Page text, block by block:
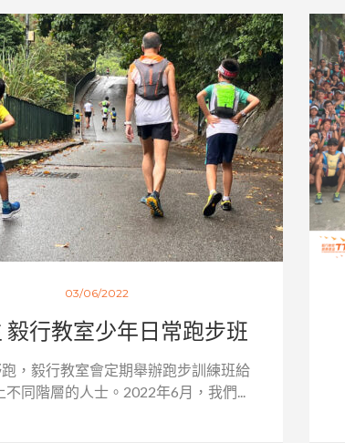
03/06/2022
毅行教室少年日常跑步班
，毅行教室會定期舉辦跑步訓練班給
不同階層的人士。2022年6月，我們...